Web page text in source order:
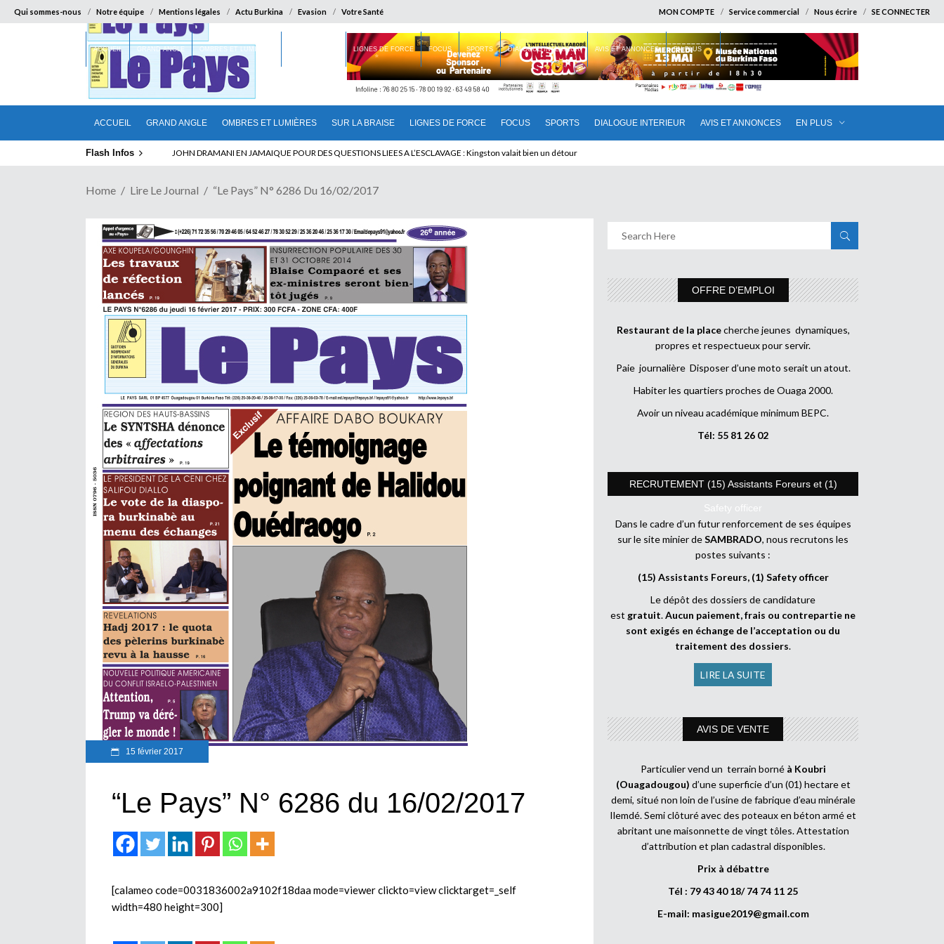
Qui sommes-nous Notre équipe Mentions légales Actu Burkina Evasion Votre Santé MON COMPTE Service commercial Nous écrire SE CONNECTER
ACCUEIL GRAND ANGLE OMBRES ET LUMIÈRES SUR LA BRAISE LIGNES DE FORCE FOCUS SPORTS DIALOGUE INTERIEUR AVIS ET ANNONCES EN PLUS
ACCUEIL GRAND ANGLE OMBRES ET LUMIÈRES LIGNES DE FORCE FOCUS SPORTS DIALOGUE INTERIEUR AVIS ET ANNONCES EN PLUS
Flash Infos ELECTION DE TALON A LA TETE DU SENAT BENINOIS : Quand Patrice quitte le pouvoir sans partir !
Home Lire Le Journal “Le Pays” N° 6286 Du 16/02/2017
15 février 2017
“Le Pays” N° 6286 du 16/02/2017
[calameo code=0031836002a9102f18daa mode=viewer clickto=view clicktarget=_self
width=480 height=300]
OFFRE D’EMPLOI
Restaurant de la placecherche jeunes dynamiques,
propres et respectueux pour servir.
Paie journalière Disposer d’une moto serait un atout.
Habiter les quartiers proches de Ouaga 2000.
Avoir un niveau académique minimum BEPC.
Tél: 55 81 26 02
RECRUTEMENT (15) Assistants Foreurs et (1)
Safety officer
Dans le cadre d’un futur renforcement de ses équipes
sur le site minier deSAMBRADO, nous recrutons les
postes suivants :
(15) Assistants Foreurs, (1) Safety officer
Le dépôt des dossiers de candidature
est gratuit.Aucun paiement, frais ou contrepartie ne
sont exigés en échange de l’acceptation ou du
traitement des dossiers.
LIRE LA SUITE
AVIS DE VENTE
Particulier vend un terrain borné à Koubri
(Ouagadougou) d’une superficie d’un (01) hectare et
demi, situé non loin de l’usine de fabrique d’eau minérale
Ilemdé. Semi clôturé avec des poteaux en béton armé et
abritant une maisonnette de vingt tôles. Attestation
d’attribution et plan cadastral disponibles.
Prix à débattre
Tél : 79 43 40 18/ 74 74 11 25
E-mail: masigue2019@gmail.com